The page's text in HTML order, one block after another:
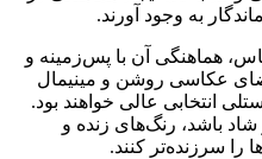
به وجود آورند.
هماهنگی آن با پس‌زمینه و
عکاسی روشن و مینیمال
انتخابی عالی خواهند بود.
باشد، رنگ‌های زنده و
سرزنده‌تر کنند.